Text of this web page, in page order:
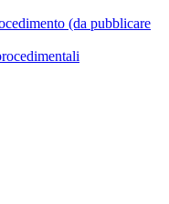
(da pubblicare